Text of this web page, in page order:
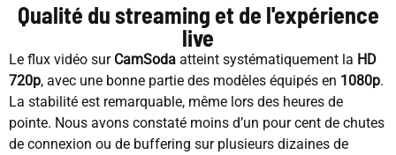
Qualité du streaming et de l'expérience
live
Le flux vidéo sur CamSoda atteint systématiquement la HD
720p, avec une bonne partie des modèles équipés en 1080p.
La stabilité est remarquable, même lors des heures de
pointe. Nous avons constaté moins d’un pour cent de chutes
de connexion ou de buffering sur plusieurs dizaines de